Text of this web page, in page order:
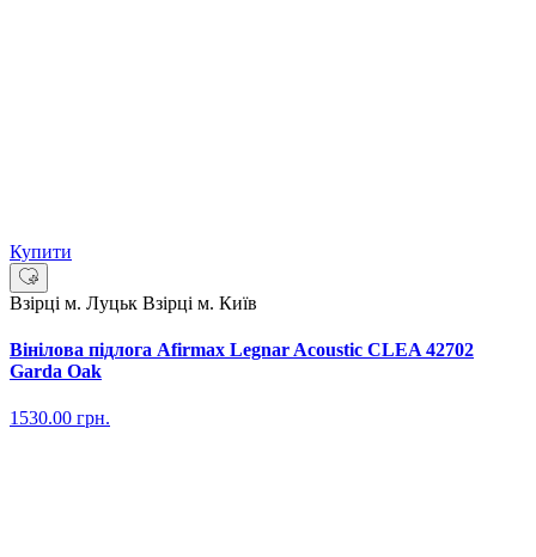
Купити
Взірці м. Луцьк Взірці м. Київ
Вінілова підлога Afirmax Legnar Acoustic CLEA 42702
Garda Oak
1530.00 грн.